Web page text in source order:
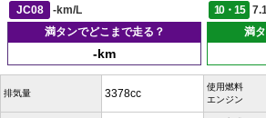
JC08
-km/L 10・15
満タンでどこまで走る？
-km
満
排気量 3378cc
使用燃料
エンジン